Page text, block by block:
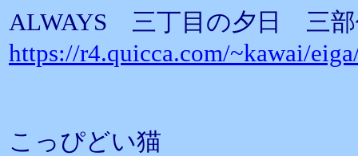
ALWAYS 三丁目の夕日 三
https://r4.quicca.com/~kawai/
こっぴどい猫